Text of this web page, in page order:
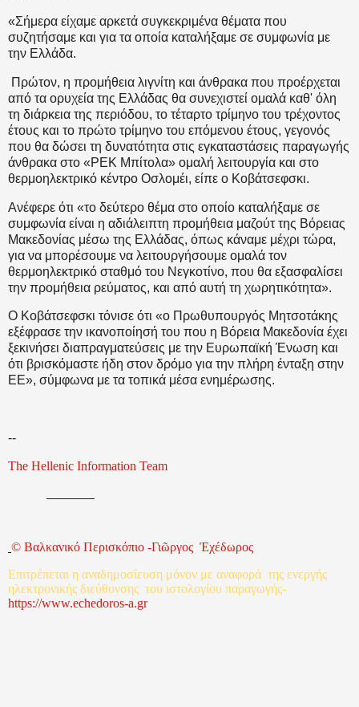
«Σήμερα είχαμε αρκετά συγκεκριμένα θέματα που
συζητήσαμε και για τα οποία καταλήξαμε σε συμφωνία με
την Ελλάδα.
Πρώτον, η προμήθεια λιγνίτη και άνθρακα που προέρχεται
από τα ορυχεία της Ελλάδας θα συνεχιστεί ομαλά καθ' όλη
τη διάρκεια της περιόδου, το τέταρτο τρίμηνο του τρέχοντος
έτους και το πρώτο τρίμηνο του επόμενου έτους, γεγονός
που θα δώσει τη δυνατότητα στις εγκαταστάσεις παραγωγής
άνθρακα στο «ΡΕΚ Μπίτολα» ομαλή λειτουργία και στο
θερμοηλεκτρικό κέντρο Οσλομέι, είπε ο Κοβάτσεφσκι.
Ανέφερε ότι «το δεύτερο θέμα στο οποίο καταλήξαμε σε
συμφωνία είναι η αδιάλειπτη προμήθεια μαζούτ της Βόρειας
Μακεδονίας μέσω της Ελλάδας, όπως κάναμε μέχρι τώρα,
για να μπορέσουμε να λειτουργήσουμε ομαλά τον
θερμοηλεκτρικό σταθμό του Νεγκοτίνο, που θα εξασφαλίσει
την προμήθεια ρεύματος, και από αυτή τη χωρητικότητα».
Ο Κοβάτσεφσκι τόνισε ότι «ο Πρωθυπουργός Μητσοτάκης
εξέφρασε την ικανοποίησή του που η Βόρεια Μακεδονία έχει
ξεκινήσει διαπραγματεύσεις με την Ευρωπαϊκή Ένωση και
ότι βρισκόμαστε ήδη στον δρόμο για την πλήρη ένταξη στην
ΕΕ», σύμφωνα με τα τοπικά μέσα ενημέρωσης.
--
The Hellenic Information Team
© Βαλκανικό Περισκόπιο -Γιῶργος Ἐχέδωρος
Επιτρέπεται η αναδημοσίευση μόνον με αναφορά της ενεργής
ηλεκτρονικής διεύθυνσης του ιστολογίου παραγωγής-
https://www.echedoros-a.gr